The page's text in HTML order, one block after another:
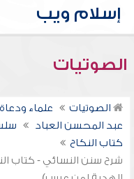
الصوتيات
الصوتيات علماء ودعاة
عبد المحسن العباد
كتاب النكاح
شرح سنن النسائي - كتاب